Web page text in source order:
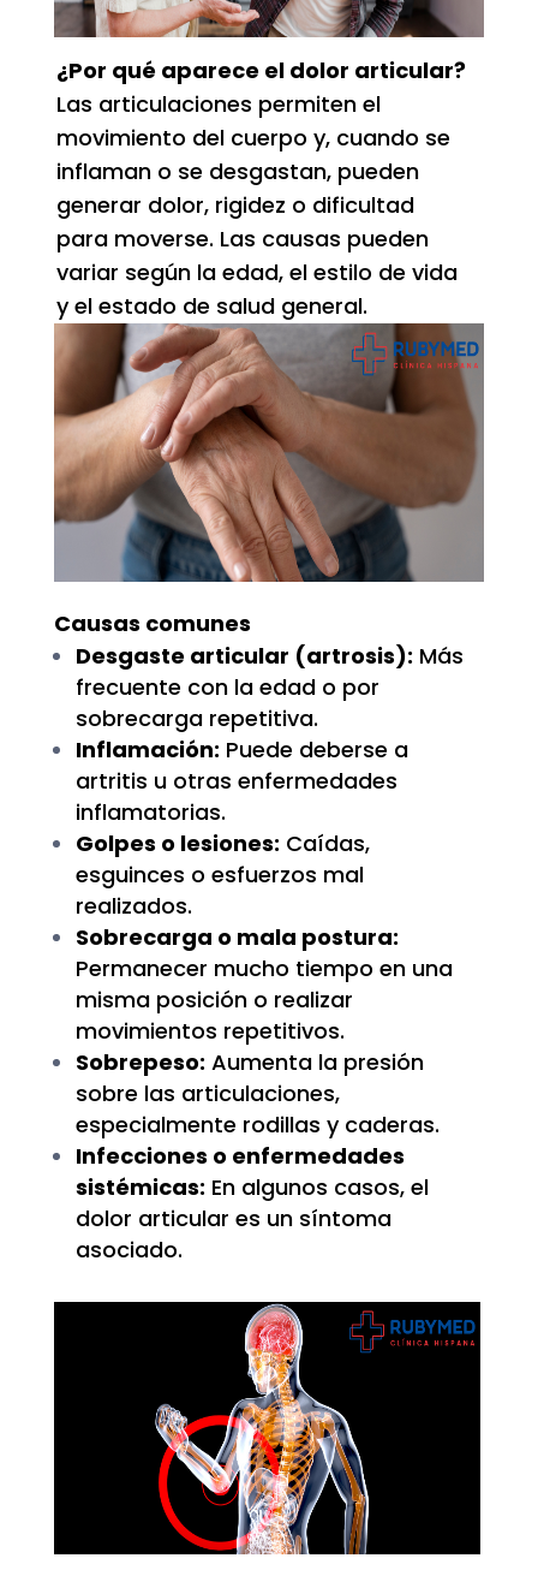
¿Por qué aparece el dolor articular?
Las articulaciones permiten el
movimiento del cuerpo y, cuando se
inflaman o se desgastan, pueden
generar dolor, rigidez o dificultad
para moverse. Las causas pueden
variar según la edad, el estilo de vida
y el estado de salud general.
Causas comunes
Desgaste articular (artrosis): Más
frecuente con la edad o por
sobrecarga repetitiva.
Inflamación: Puede deberse a
artritis u otras enfermedades
inflamatorias.
Golpes o lesiones: Caídas,
esguinces o esfuerzos mal
realizados.
Sobrecarga o mala postura:
Permanecer mucho tiempo en una
misma posición o realizar
movimientos repetitivos.
Sobrepeso: Aumenta la presión
sobre las articulaciones,
especialmente rodillas y caderas.
Infecciones o enfermedades
sistémicas: En algunos casos, el
dolor articular es un síntoma
asociado.